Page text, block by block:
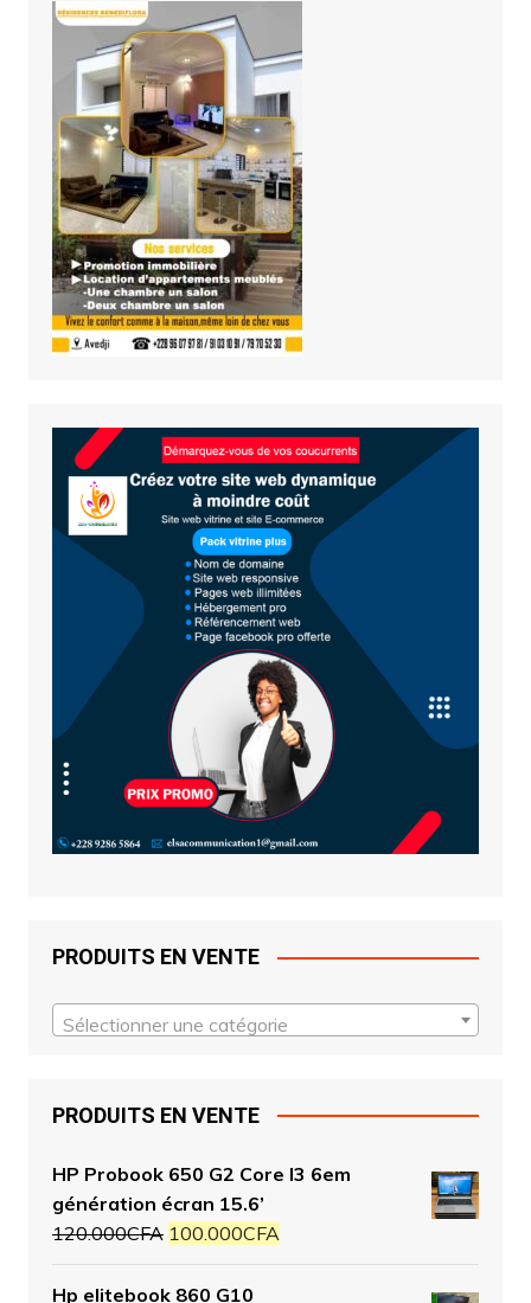
PRODUITS EN VENTE
Sélectionner une catégorie
PRODUITS EN VENTE
HP Probook 650 G2 Core I3 6em
génération écran 15.6’
120.000CFA 100.000CFA
Hp elitebook 860 G10